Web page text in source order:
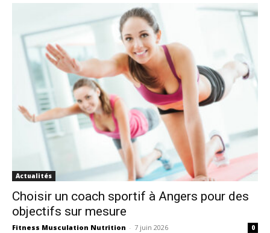
Actualités
Choisir un coach sportif à Angers pour des
objectifs sur mesure
Fitness Musculation Nutrition - 7 juin 2026 0